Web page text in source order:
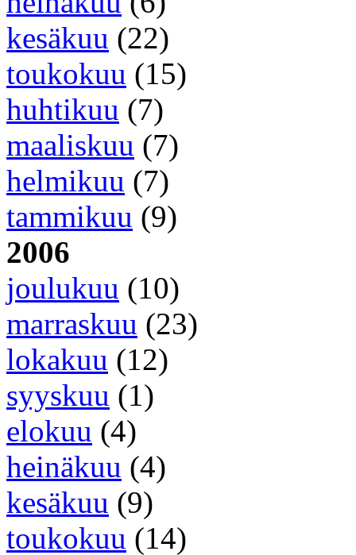
kesäkuu (22)
toukokuu (15)
huhtikuu (7)
maaliskuu (7)
helmikuu (7)
tammikuu (9)
2006
joulukuu (10)
marraskuu (23)
lokakuu (12)
syyskuu (1)
elokuu (4)
heinäkuu (4)
kesäkuu (9)
toukokuu (14)